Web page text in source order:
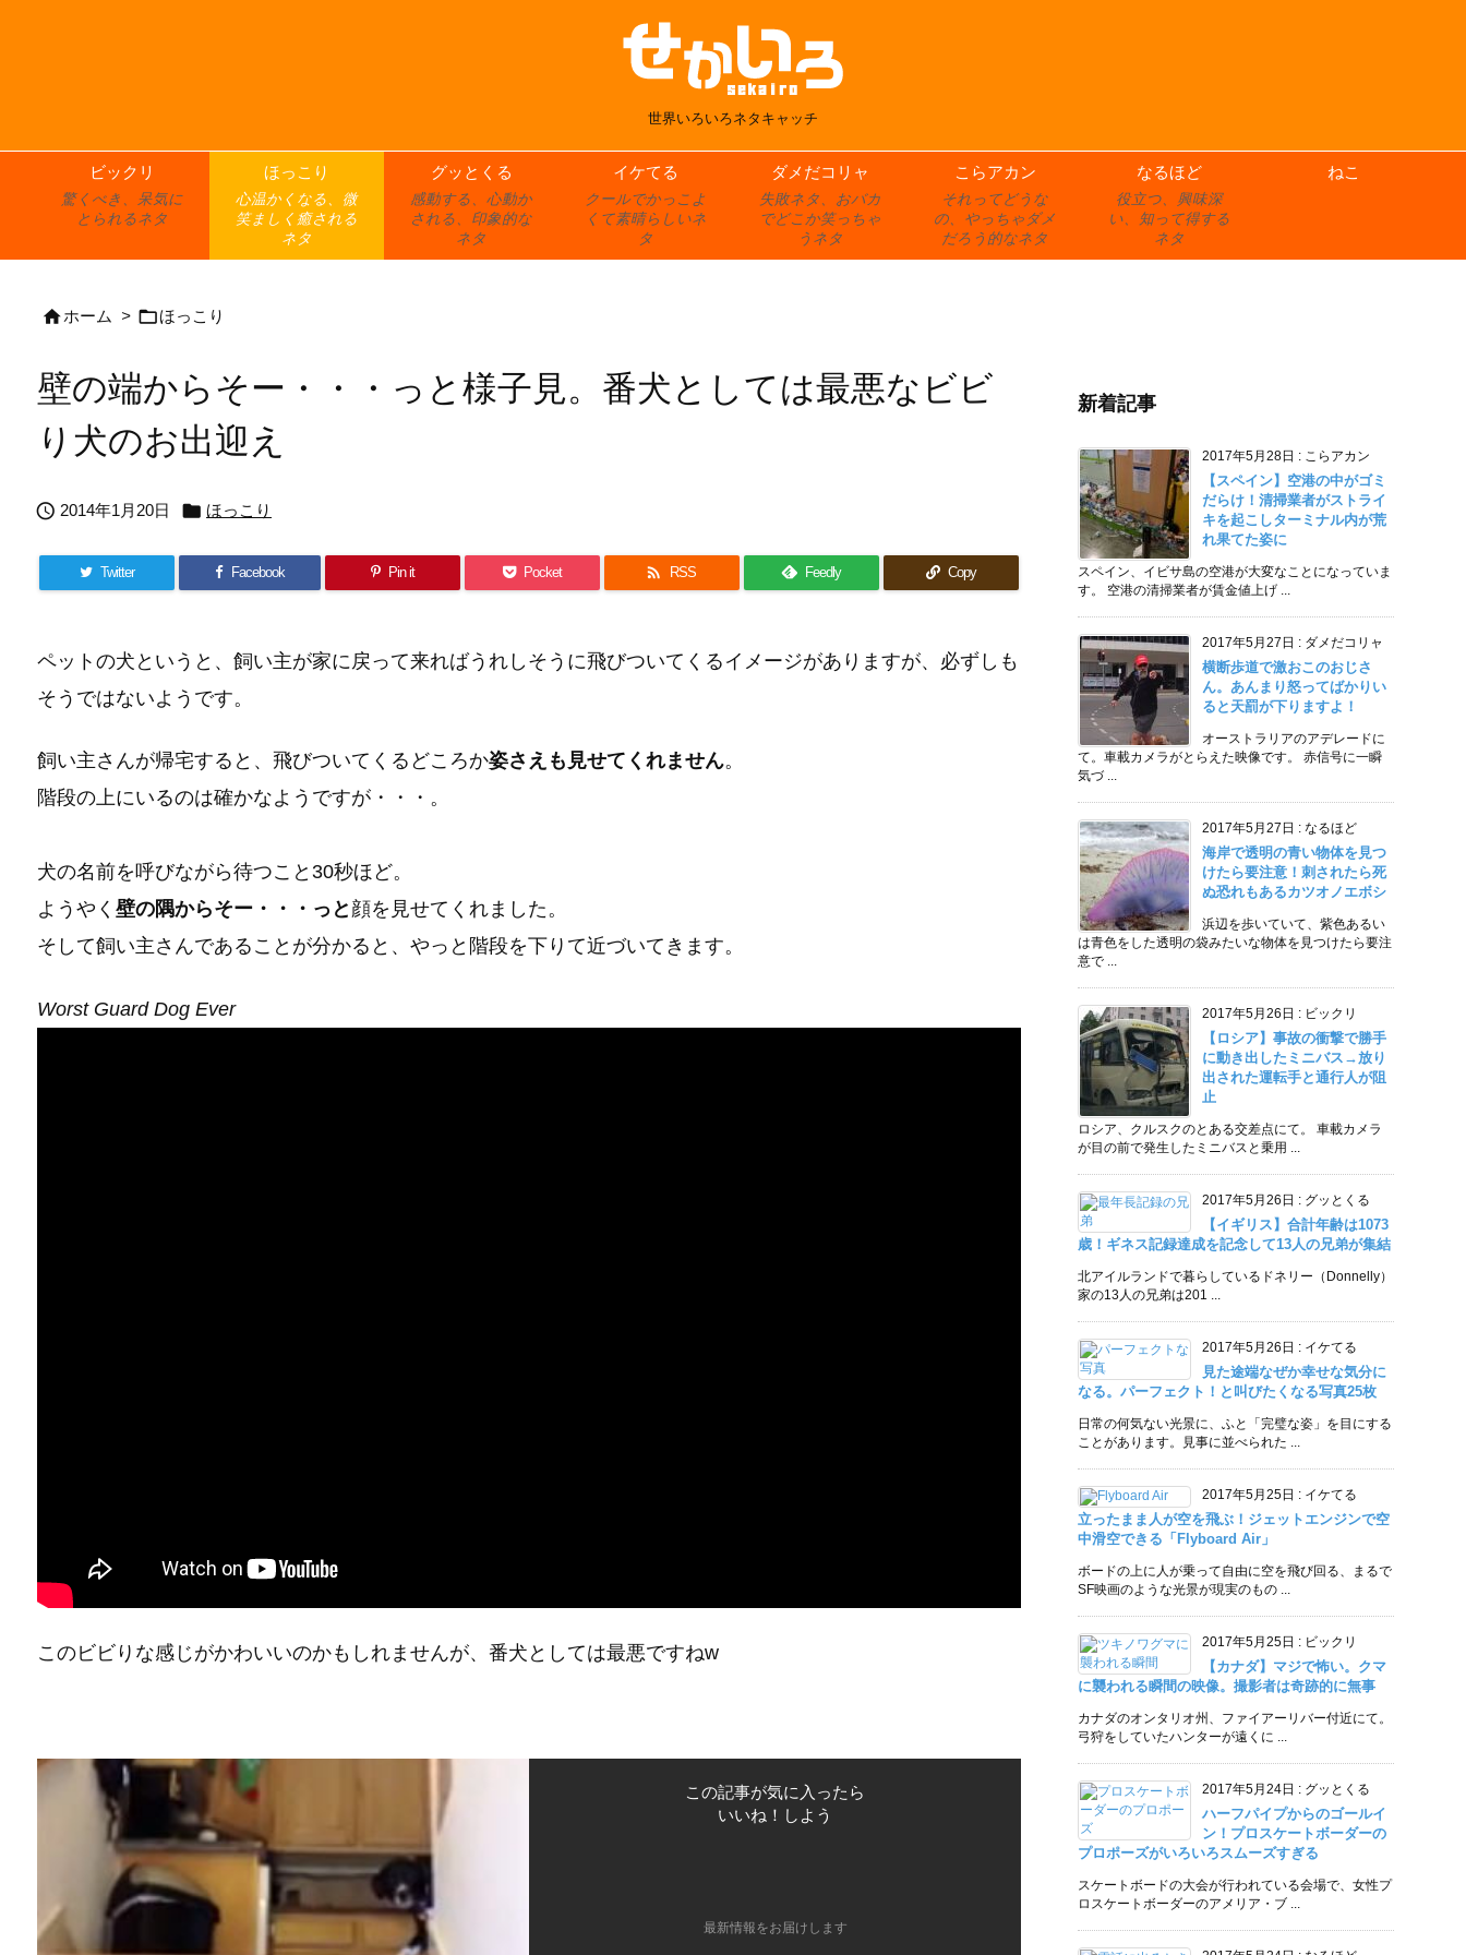
世界いろいろネタキャッチ
ビックリ
驚くべき、呆気に
とられるネタ
ほっこり
心温かくなる、微
笑ましく癒される
ネタ
グッとくる
感動する、心動か
される、印象的な
ネタ
イケてる
クールでかっこよ
くて素晴らしいネ
タ
ダメだコリャ
失敗ネタ、おバカ
でどこか笑っちゃ
うネタ
こらアカン
それってどうな
の、やっちゃダメ
だろう的なネタ
なるほど
役立つ、興味深
い、知って得する
ネタ
ねこ
ホーム > ほっこり
壁の端からそー・・・っと様子見。番犬としては最悪なビビ
り犬のお出迎え
 2014年1月20日  ほっこり
Twitter Facebook Pin it Pocket  RSS Feedly Copy
ペットの犬というと、飼い主が家に戻って来ればうれしそうに飛びついてくるイメージがありますが、必ずしも
そうではないようです。
飼い主さんが帰宅すると、飛びついてくるどころか姿さえも見せてくれません。
階段の上にいるのは確かなようですが・・・。
犬の名前を呼びながら待つこと30秒ほど。
ようやく 壁の隅からそー・・・っと 顔を見せてくれました。
そして飼い主さんであることが分かると、やっと階段を下りて近づいてきます。
Worst Guard Dog Ever
このビビりな感じがかわいいのかもしれませんが、番犬としては最悪ですねw
この記事が気に入ったら
いいね！しよう
最新情報をお届けします
新着記事
2017年5月28日 : こらアカン
【スペイン】空港の中がゴミ
だらけ！清掃業者がストライ
キを起こしターミナル内が荒
れ果てた姿に
スペイン、イビサ島の空港が大変なことになっていま
す。 空港の清掃業者が賃金値上げ ...
2017年5月27日 : ダメだコリャ
横断歩道で激おこのおじさ
ん。あんまり怒ってばかりい
ると天罰が下りますよ！
オーストラリアのアデレードに
て。車載カメラがとらえた映像です。 赤信号に一瞬
気づ ...
2017年5月27日 : なるほど
海岸で透明の青い物体を見つ
けたら要注意！刺されたら死
ぬ恐れもあるカツオノエボシ
浜辺を歩いていて、紫色あるい
は青色をした透明の袋みたいな物体を見つけたら要注
意で ...
2017年5月26日 : ビックリ
【ロシア】事故の衝撃で勝手
に動き出したミニバス→放り
出された運転手と通行人が阻
止
ロシア、クルスクのとある交差点にて。 車載カメラ
が目の前で発生したミニバスと乗用 ...
2017年5月26日 : グッとくる
【イギリス】合計年齢は1073
歳！ギネス記録達成を記念して13人の兄弟が集結
北アイルランドで暮らしているドネリー（Donnelly）
家の13人の兄弟は201 ...
2017年5月26日 : イケてる
見た途端なぜか幸せな気分に
なる。パーフェクト！と叫びたくなる写真25枚
日常の何気ない光景に、ふと「完璧な姿」を目にする
ことがあります。見事に並べられた ...
2017年5月25日 : イケてる
立ったまま人が空を飛ぶ！ジェットエンジンで空
中滑空できる「Flyboard Air」
ボードの上に人が乗って自由に空を飛び回る、まるで
SF映画のような光景が現実のもの ...
2017年5月25日 : ビックリ
【カナダ】マジで怖い。クマ
に襲われる瞬間の映像。撮影者は奇跡的に無事
カナダのオンタリオ州、ファイアーリバー付近にて。
弓狩をしていたハンターが遠くに ...
2017年5月24日 : グッとくる
ハーフパイプからのゴールイ
ン！プロスケートボーダーの
プロポーズがいろいろスムーズすぎる
スケートボードの大会が行われている会場で、女性プ
ロスケートボーダーのアメリア・ブ ...